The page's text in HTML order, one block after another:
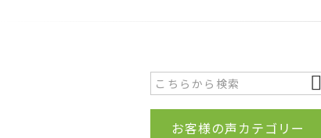
お客様の声カテゴリー